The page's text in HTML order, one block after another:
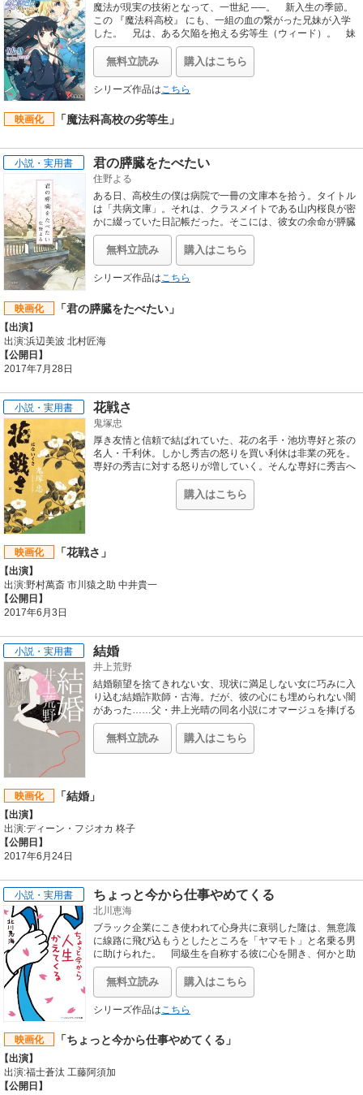
魔法が現実の技術となって、一世紀 ──。 新入生の季節。
この 『魔法科高校』 にも、一組の血の繋がった兄妹が入学
した。 兄は、ある欠陥を抱える劣等生（ウィード）。 妹
は、全てが完全無欠な優等生（ブルーム）。 どこか達観し
たような面持ちを見せる劣等生の兄と、彼に肉親以上の想い
を抱える優等生の妹。二人がこのエリート校の門をくぐった
ときから、平穏だった学びの園で、波乱の日々が幕開いた。
無料立読み 購入はこちら
シリーズ作品はこちら
映画化 「魔法科高校の劣等生」
小説・実用書 君の膵臓をたべたい
住野よる
ある日、高校生の僕は病院で一冊の文庫本を拾う。タイトル
は「共病文庫」。それは、クラスメイトである山内桜良が密
かに綴っていた日記帳だった。そこには、彼女の余命が膵臓
の病気により、もういくばくもないと書かれていて――。読
後、きっとこのタイトルに涙する。デビュー作にして2016年
本屋大賞・堂々の第2位、75万部突破のベストセラー待望の
文庫化！
無料立読み 購入はこちら
シリーズ作品はこちら
映画化 「君の膵臓をたべたい」
【出演】
出演:浜辺美波 北村匠海
【公開日】
2017年7月28日
小説・実用書 花戦さ
鬼塚忠
厚き友情と信頼で結ばれていた、花の名手・池坊専好と茶の
名人・千利休。しかし秀吉の怒りを買い利休は非業の死を。
専好の秀吉に対する怒りが増していく。そんな専好に秀吉へ
の復讐の機会が訪れる…。
購入はこちら
映画化 「花戦さ」
【出演】
出演:野村萬斎 市川猿之助 中井貴一
【公開日】
2017年6月3日
小説・実用書 結婚
井上荒野
結婚願望を捨てきれない女、現状に満足しない女に巧みに入
り込む結婚詐欺師・古海。だが、彼の心にも埋められない闇
があった……父・井上光晴の同名小説にオマージュを捧げる
長編小説。
無料立読み 購入はこちら
映画化 「結婚」
【出演】
出演:ディーン・フジオカ 柊子
【公開日】
2017年6月24日
小説・実用書 ちょっと今から仕事やめてくる
北川恵海
ブラック企業にこき使われて心身共に衰弱した隆は、無意識
に線路に飛び込もうとしたところを「ヤマモト」と名乗る男
に助けられた。 同級生を自称する彼に心を開き、何かと助
けてもらう隆だが、本物の同級生は海外滞在中ということが
わかる。 なぜ赤の他人をここまで気にかけてくれるの
か？ 気になった隆は、彼の名前で個人情報をネット検索す
るが、出てきたのは、三年前に激務で鬱になり自殺した男の
ス文庫賞＞受賞作。 スカっとできて最後は泣ける“すべての
働く人たちに贈る、人生応援ストーリー”
無料立読み 購入はこちら
シリーズ作品はこちら
映画化 「ちょっと今から仕事やめてくる」
【出演】
出演:福士蒼汰 工藤阿須加
【公開日】